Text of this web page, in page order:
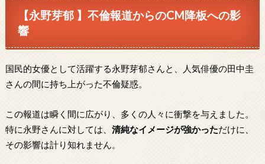
【永野芽郁 】不倫報道からのCM降板への影
響
国民的女優として活躍する永野芽郁さんと、人気俳優の田中圭
さんの間に持ち上がった不倫疑惑。
この報道は瞬く間に広がり、多くの人々に衝撃を与えました。
特に永野さんに対しては、 清純なイメージが強かっただけに、
その影響は計り知れません。